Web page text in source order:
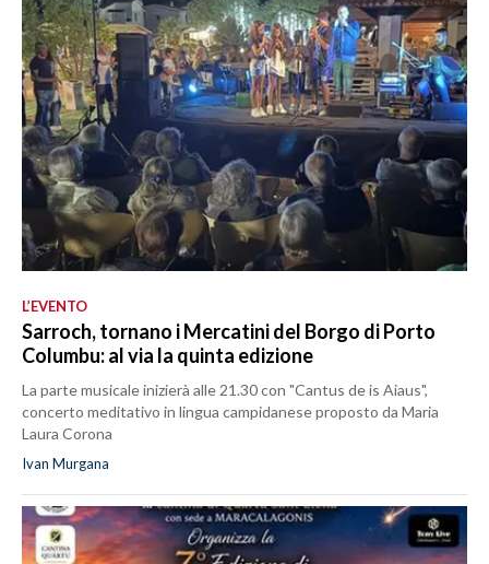
L’EVENTO
Sarroch, tornano i Mercatini del Borgo di Porto
Columbu: al via la quinta edizione
La parte musicale inizierà alle 21.30 con "Cantus de is Aiaus",
concerto meditativo in lingua campidanese proposto da Maria
Laura Corona
Ivan Murgana